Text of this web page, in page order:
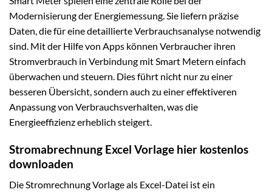
Modernisierung der Energiemessung. Sie liefern präzise
Daten, die für eine detaillierte Verbrauchsanalyse notwendig
sind. Mit der Hilfe von Apps können Verbraucher ihren
Stromverbrauch in Verbindung mit Smart Metern einfach
überwachen und steuern. Dies führt nicht nur zu einer
besseren Übersicht, sondern auch zu einer effektiveren
Anpassung von Verbrauchsverhalten, was die
Energieeffizienz erheblich steigert.
Stromabrechnung Excel Vorlage hier kostenlos
downloaden
Die Stromrechnung Vorlage als Excel-Datei ist ein